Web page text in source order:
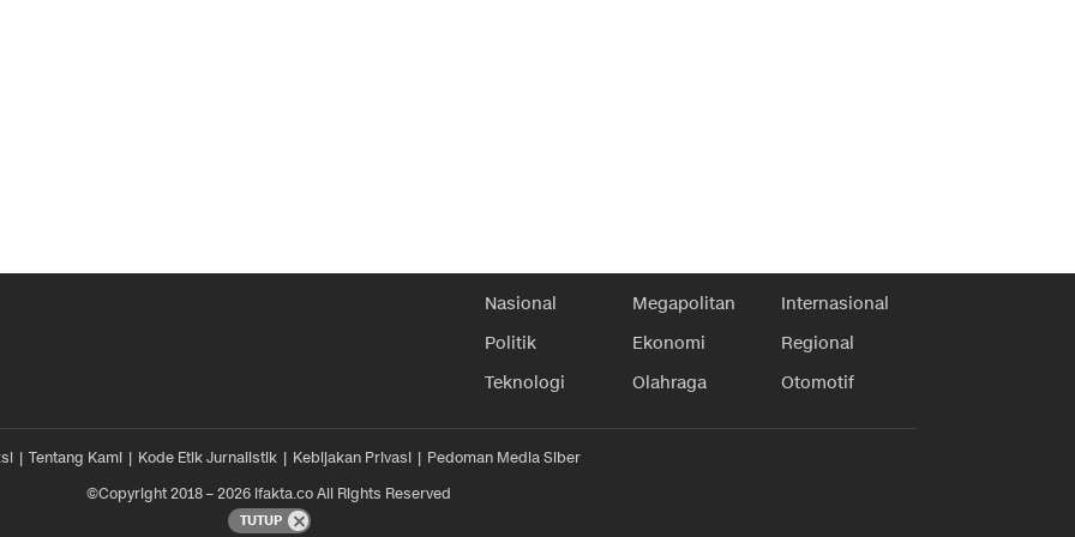
Nasional Megapolitan
Internasional
Politik
Ekonomi
Regional
Teknologi
Olahraga Otomotif
Tentang Kami Kode Etik Jurnalistik Kebijakan Privasi
Pedoman Media Siber
©Copyright 2018 – 2026 ifakta.co All Rights Reserved
TUTUP